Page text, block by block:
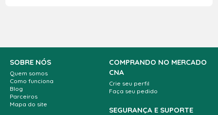
SOBRE NÓS
Quem somos
Como funciona
Blog
Parceiros
Mapa do site
COMPRANDO NO MERCADO
CNA
Crie seu perfil
Faça seu pedido
SEGURANÇA E SUPORTE